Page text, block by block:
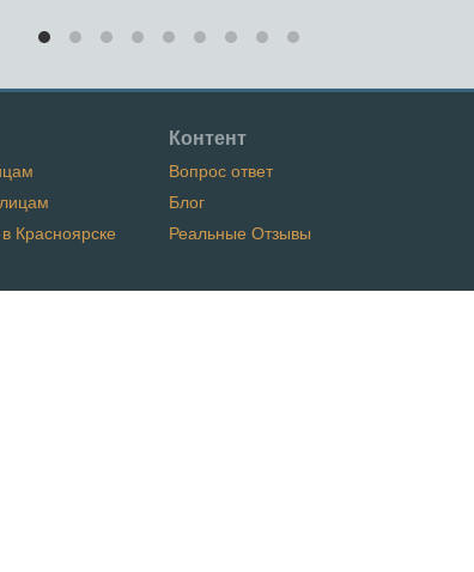
Красноярске
Контент
Вопрос ответ
Блог
Реальные Отзывы